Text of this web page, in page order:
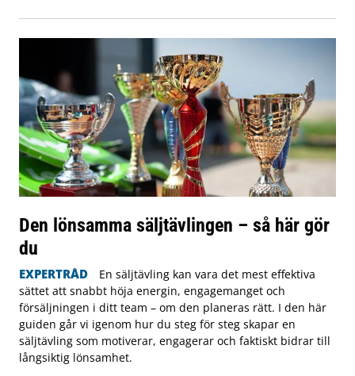
Den lönsamma säljtävlingen – så här gör
du
EXPERTRÅD
En säljtävling kan vara det mest effektiva
sättet att snabbt höja energin, engagemanget och
försäljningen i ditt team – om den planeras rätt. I den här
guiden går vi igenom hur du steg för steg skapar en
säljtävling som motiverar, engagerar och faktiskt bidrar till
långsiktig lönsamhet.